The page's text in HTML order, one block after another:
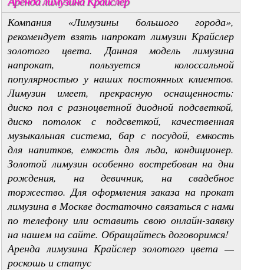
Компания «Лимузины большого города»,
рекомендует взять напрокат лимузин Крайслер
золотого цвета. Данная модель лимузина
напрокат, пользуется колоссальной
популярностью у наших постоянных клиентов.
Лимузин имеет, прекрасную оснащенность:
диско пол с разноцветной диодной подсветкой,
диско потолок с подсветкой, качественная
музыкальная система, бар с посудой, емкость
для напитков, емкость для льда, кондиционер.
Золотой лимузин особенно востребован на дни
рождения, на девичник, на свадебное
торжество. Для оформления заказа на прокат
лимузина в Москве достаточно связаться с нами
по телефону или оставить свою онлайн-заявку
на нашем на сайте. Обращайтесь договоримся!
Аренда лимузина Крайслер золотого цвета —
роскошь и статус